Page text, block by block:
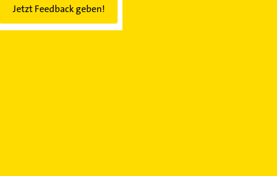
Jetzt Feedback geben!